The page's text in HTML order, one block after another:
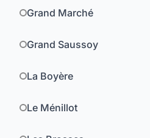
Grand Marché
Grand Saussoy
La Boyère
Le Ménillot